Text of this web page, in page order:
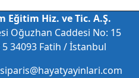
Eğitim Hiz. ve Tic. A.Ş.
Oğuzhan Caddesi No: 15
34093 Fatih / İstanbul